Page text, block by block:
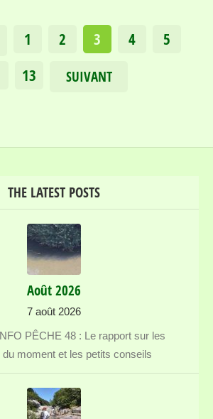
1 2 3 4
5
13 SUIVANT
THE LATEST POSTS
Août 2026
7 août 2026
PÊCHE 48 : Le rapport sur les
du moment et les petits conseils